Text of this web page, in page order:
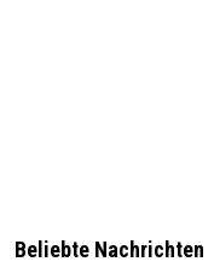
Beliebte Nachrichten